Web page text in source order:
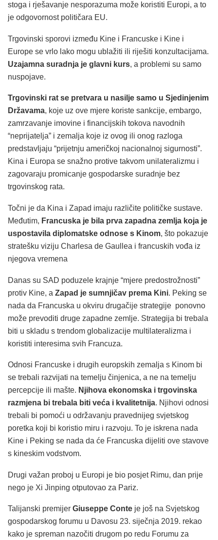
stoga i rješavanje nesporazuma može koristiti Europi, a to
je odgovornost političara EU.
Trgovinski sporovi između Kine i Francuske i Kine i
Europe se vrlo lako mogu ublažiti ili riješiti konzultacijama.
Uzajamna suradnja je glavni kurs, a problemi su samo
nuspojave.
Trgovinski rat se pretvara u nasilje samo u Sjedinjenim
Državama, koje uz ove mjere koriste sankcije, embargo,
zamrzavanje imovine i financijskih tokova navodnih
“neprijatelja” i zemalja koje iz ovog ili onog razloga
predstavljaju “prijetnju američkoj nacionalnoj sigurnosti”.
Kina i Europa se snažno protive takvom unilateralizmu i
zagovaraju promicanje gospodarske suradnje bez
trgovinskog rata.
Točni je da Kina i Zapad imaju različite političke sustave.
Međutim, Francuska je bila prva zapadna zemlja koja je
uspostavila diplomatske odnose s Kinom, što pokazuje
stratešku viziju Charlesa de Gaullea i francuskih vođa iz
njegova vremena
Danas su SAD poduzele krajnje “mjere predostrožnosti”
protiv Kine, a Zapad je sumnjičav prema Kini. Peking se
nada da Francuska u okviru drugačije strategije ponovno
može prevoditi druge zapadne zemlje. Strategija bi trebala
biti u skladu s trendom globalizacije multilateralizma i
koristiti interesima svih Francuza.
Odnosi Francuske i drugih europskih zemalja s Kinom bi
se trebali razvijati na temelju činjenica, a ne na temelju
percepcije ili mašte. Njihova ekonomska i trgovinska
razmjena bi trebala biti veća i kvalitetnija. Njihovi odnosi
trebali bi pomoći u održavanju pravednijeg svjetskog
poretka koji bi koristio miru i razvoju. To je iskrena nada
Kine i Peking se nada da će Francuska dijeliti ove stavove
s kineskim vodstvom.
Drugi važan proboj u Europi je bio posjet Rimu, dan prije
nego je Xi Jinping otputovao za Pariz.
Talijanski premijer Giuseppe Conte je još na Svjetskog
gospodarskog forumu u Davosu 23. siječnja 2019. rekao
kako je spreman nazočiti drugom po redu Forumu za